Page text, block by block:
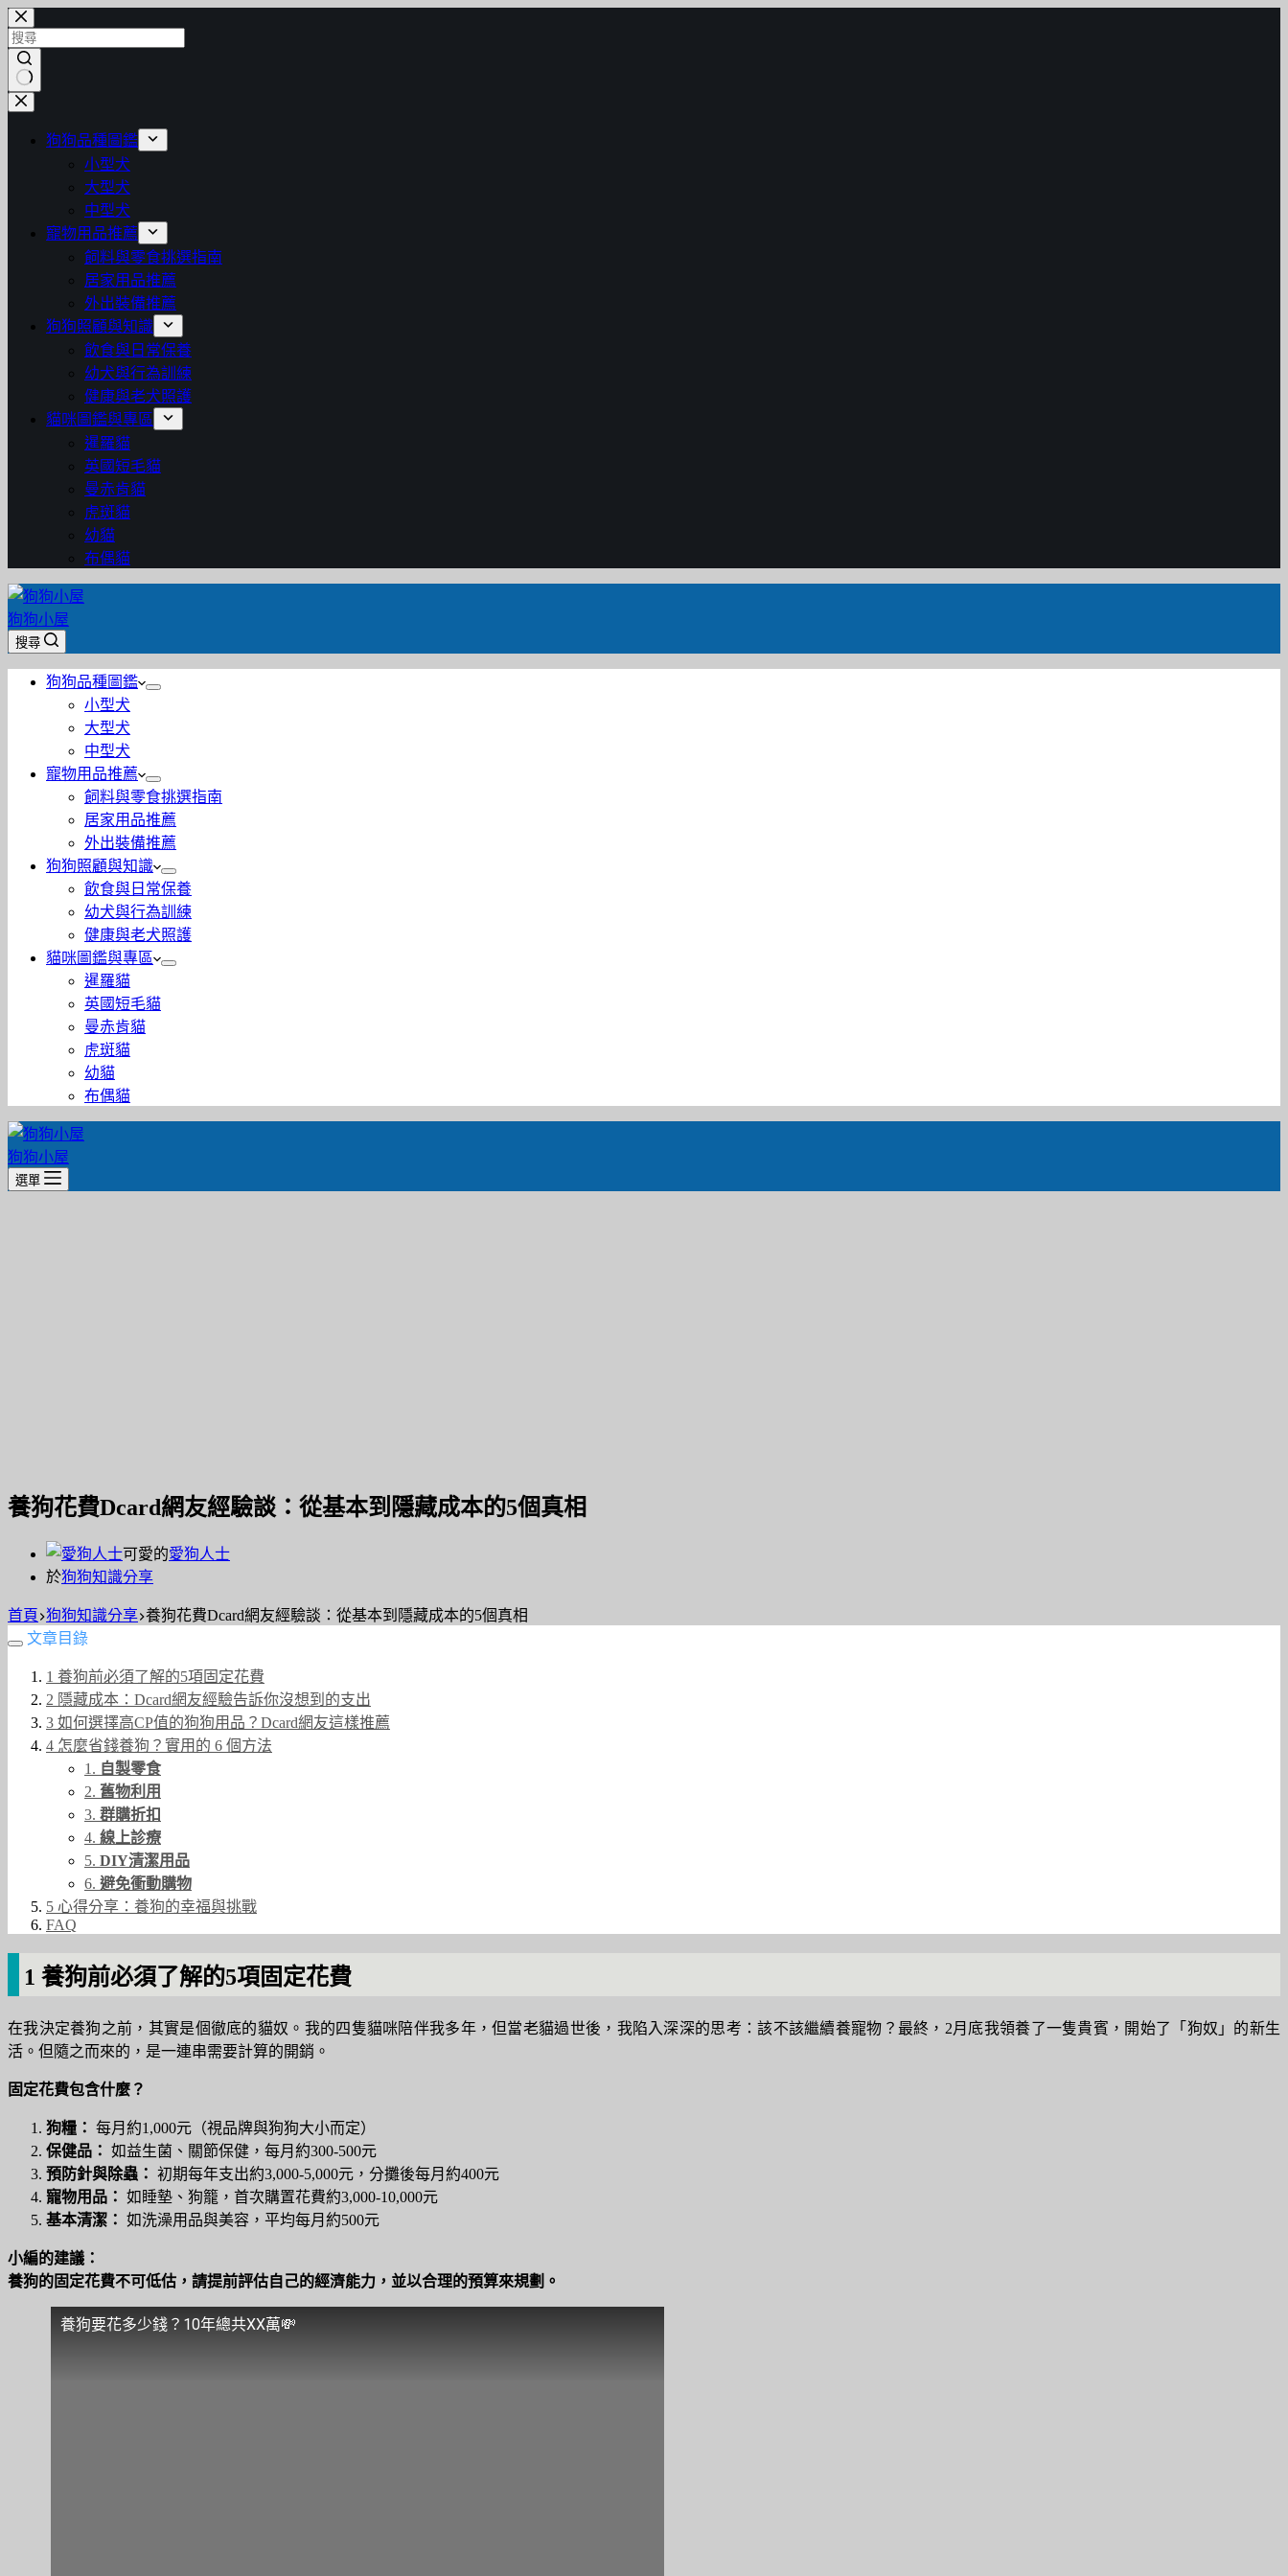
跳
至
主
要
內
找
狗狗品種圖鑑
小型犬
大型犬
中型犬
寵物用品推薦
飼料與零食挑選指南
居家用品推薦
外出裝備推薦
狗狗照顧與知識
飲食與日常保養
幼犬與行為訓練
健康與老犬照護
貓咪圖鑑與專區
暹羅貓
英國短毛貓
曼赤肯貓
虎斑貓
幼貓
布偶貓
狗狗小屋
搜尋
狗狗品種圖鑑
小型犬
大型犬
中型犬
寵物用品推薦
飼料與零食挑選指南
居家用品推薦
外出裝備推薦
狗狗照顧與知識
飲食與日常保養
幼犬與行為訓練
健康與老犬照護
貓咪圖鑑與專區
暹羅貓
英國短毛貓
曼赤肯貓
虎斑貓
幼貓
布偶貓
狗狗小屋
選單
養狗花費Dcard網友經驗談：從基本到隱藏成本的5個真相
可愛的愛狗人士
於狗狗知識分享
首頁 狗狗知識分享 養狗花費Dcard網友經驗談：從基本到隱藏成本的5個真相
文章目錄
1 養狗前必須了解的5項固定花費
2 隱藏成本：Dcard網友經驗告訴你沒想到的支出
3 如何選擇高CP值的狗狗用品？Dcard網友這樣推薦
4 怎麼省錢養狗？實用的 6 個方法
1. 自製零食
2. 舊物利用
3. 群購折扣
4. 線上診療
5. DIY清潔用品
6. 避免衝動購物
5 心得分享：養狗的幸福與挑戰
FAQ
1 養狗前必須了解的5項固定花費
在我決定養狗之前，其實是個徹底的貓奴。我的四隻貓咪陪伴我多年，但當老貓過世後，我陷入深深的思考：該不該繼續養寵物？最終，2月底我領養了一隻貴賓，開始了「狗奴」的新生
活。但隨之而來的，是一連串需要計算的開銷。
固定花費包含什麼？
狗糧： 每月約1,000元（視品牌與狗狗大小而定）
保健品： 如益生菌、關節保健，每月約300-500元
預防針與除蟲： 初期每年支出約3,000-5,000元，分攤後每月約400元
寵物用品： 如睡墊、狗籠，首次購置花費約3,000-10,000元
基本清潔： 如洗澡用品與美容，平均每月約500元
小編的建議：
養狗的固定花費不可低估，請提前評估自己的經濟能力，並以合理的預算來規劃。
養狗要花多少錢？10年總共XX萬💸